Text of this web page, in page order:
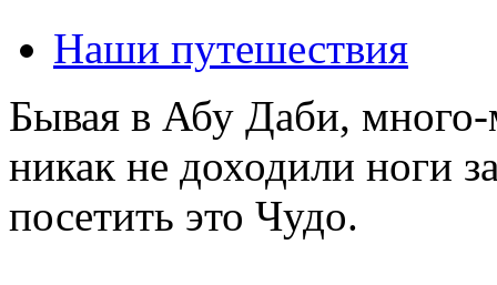
Наши путешествия
Бывая в Абу Даби,
никак не доходили ноги
посетить это Чудо.